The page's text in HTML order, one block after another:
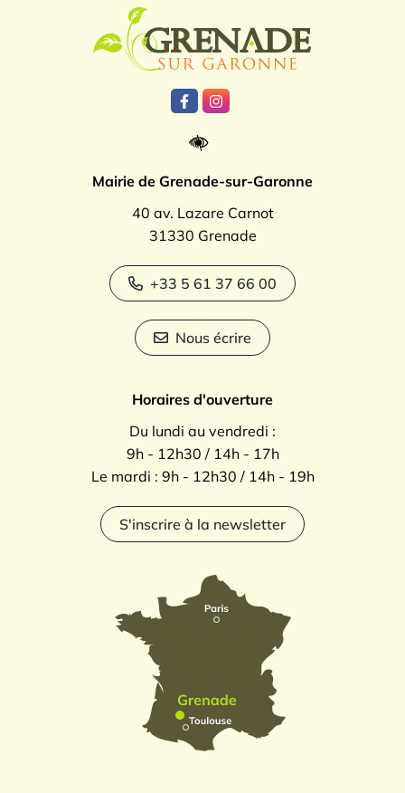
Lien vers le compte Facebook
Lien vers le compte
Mairie de Grenade-sur-Garonne
40 av. Lazare Carnot
31330 Grenade
+33 5 61 37 66 00
Nous écrire
Horaires d'ouverture
Du lundi au vendredi :
9h - 12h30 / 14h - 17h
Le mardi : 9h - 12h30 / 14h - 19h
S'inscrire à la newsletter